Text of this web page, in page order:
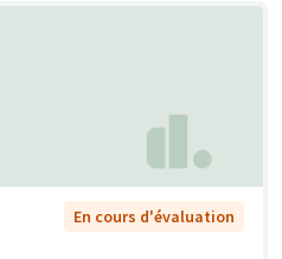
En cours d'évaluation